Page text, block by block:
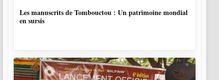
Les manuscrits de Tombouctou : Un patrimoine mondial
en sursis